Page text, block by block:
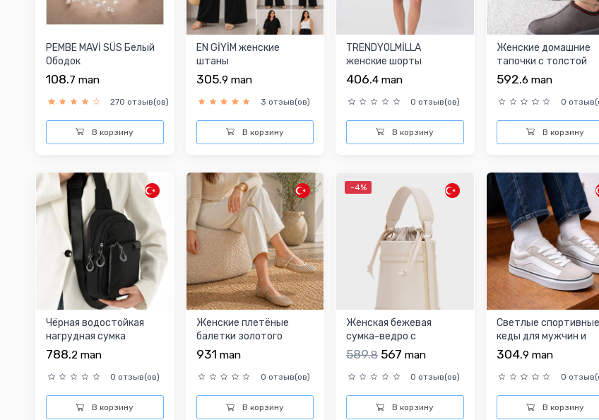
PEMBE MAVİ SÜS Белый
Ободок
108.7 man
270 отзыв(ов)
В корзину
EN GİYİM женские
штаны
305.9 man
3 отзыв(ов)
В корзину
TRENDYOLMİLLA
женские шорты
406.4 man
0 отзыв(ов)
В корзину
Женские домашние
тапочки с толстой
подошвой, коричневые
592.6 man
0
В корзину
Чёрная водостойкая
нагрудная сумка
788.2 man
0 отзыв(ов)
В корзину
Женские плетёные
балетки золотого
цвета
931 man
0 отзыв(ов)
В корзину
-4%
Женская бежевая
сумка-ведро с
контрастной строчкой
589.8 567 man
0 отзыв(ов)
В корзину
Светлые спортивные
кеды для мужчин и
женщин
304.9 man
0
В корзину